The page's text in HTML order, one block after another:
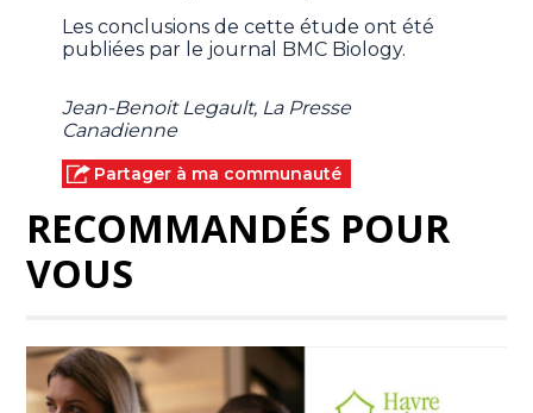
Les conclusions de cette étude ont été
publiées par le journal BMC Biology.
Jean-Benoit Legault, La Presse
Canadienne
Partager à ma communauté
RECOMMANDÉS POUR
VOUS